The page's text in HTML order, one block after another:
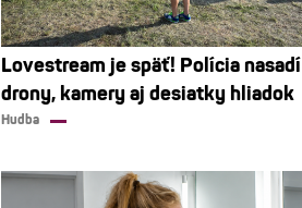
Lovestream je späť! Polícia nasadí
drony, kamery aj desiatky hliadok
Hudba